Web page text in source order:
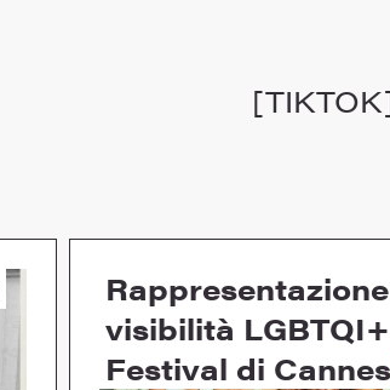
visibilità
Festival di Cannes